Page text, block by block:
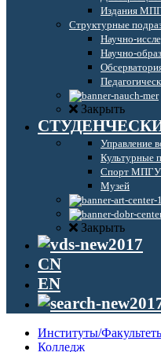
Издания
Структурные
Научно-
Научно-
Закрыть
Управление
Культурные
Спорт МПГУ
Музей
Закрыть
CN
EN
Институты/
Колледж